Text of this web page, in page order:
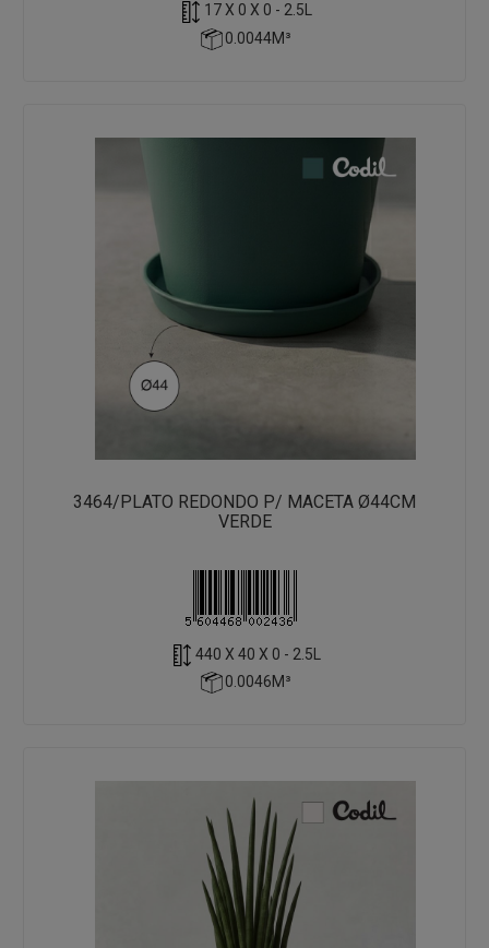
17 X 0 X 0 - 2.5L
0.0044M³
3464/PLATO REDONDO P/ MACETA Ø44CM
VERDE
440 X 40 X 0 - 2.5L
0.0046M³